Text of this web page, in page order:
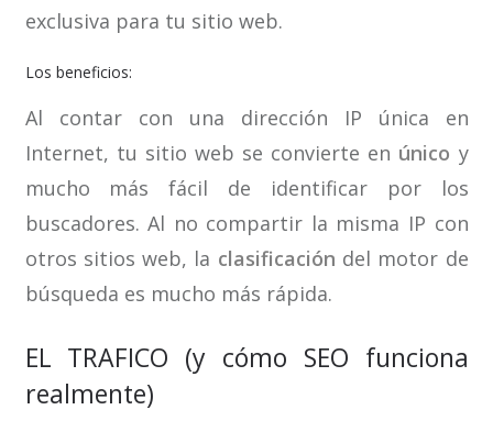
exclusiva para tu sitio web.
Los beneficios:
Al contar con una dirección IP única en
Internet, tu sitio web se convierte en único y
mucho más fácil de identificar por los
buscadores. Al no compartir la misma IP con
otros sitios web, la clasificación del motor de
búsqueda es mucho más rápida.
EL TRAFICO (y cómo SEO funciona
realmente)